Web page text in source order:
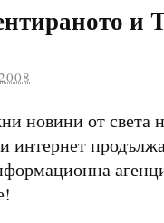
и
новини от света
интернет